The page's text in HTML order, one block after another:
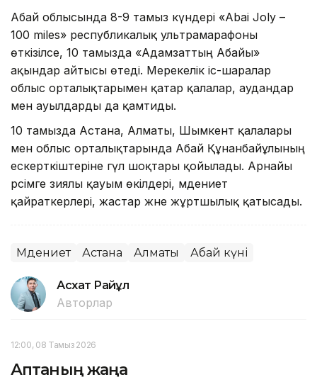
Абай облысында 8-9 тамыз күндері «Abai Joly –
100 miles» республикалық ультрамарафоны
өткізілсе, 10 тамызда «Адамзаттың Абайы»
ақындар айтысы өтеді. Мерекелік іс-шаралар
облыс орталықтарымен қатар қалалар, аудандар
мен ауылдарды да қамтиды.
10 тамызда Астана, Алматы, Шымкент қалалары
мен облыс орталықтарында Абай Құнанбайұлының
ескерткіштеріне гүл шоқтары қойылады. Арнайы
рәсімге зиялы қауым өкілдері, мәдениет
қайраткерлері, жастар және жұртшылық қатысады.
Мәдениет Астана Алматы Абай күні
Асхат Райқұл
Авторлар
12:00, 08 Тамыз 2026
Аптаның жаңа